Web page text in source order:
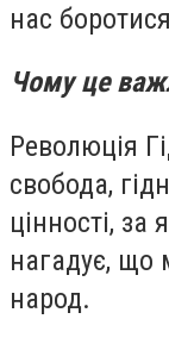
нас
Чому це
Революція
свобода,
цінності,
нагадує, що
народ.